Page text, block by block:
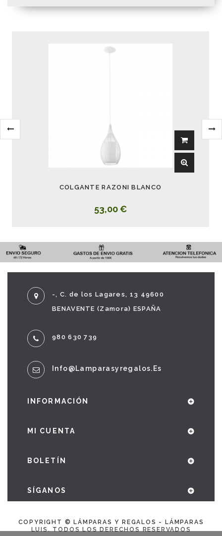
COLGANTE RAZONI BLANCO
53,00 €
-, C. de los Lagares, 13 49600
BENAVENTE (Zamora) ESPAÑA
980 630 739
Info@lamparasyregalos.es
INFORMACIÓN
MI CUENTA
BOLETÍN
SÍGANOS
COPYRIGHT © LÁMPARAS Y REGALOS - LÁMPARAS
LUIS. TODOS LOS DERECHOS RESERVADOS